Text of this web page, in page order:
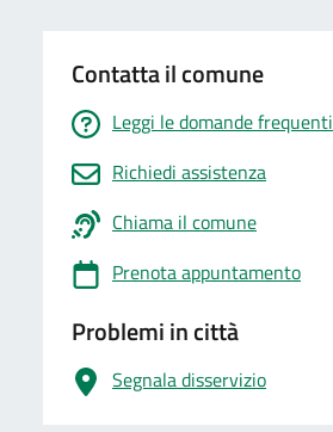
Contatta il comune
Leggi le domande frequenti
Richiedi assistenza
Chiama il comune
Prenota appuntamento
Problemi in città
Segnala disservizio